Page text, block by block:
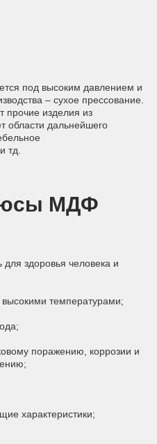
под высоким давлением и
– сухое прессование.
прочие изделия из
области дальнейшего
дизайн и тд.
МДФ
для здоровья человека и
температурами;
поражению, коррозии и
характеристики;